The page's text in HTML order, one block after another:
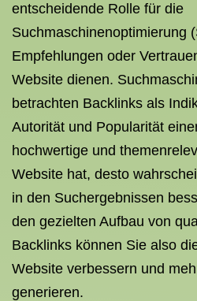
entscheidende Rolle für die
Suchmaschinenoptimierung
Empfehlungen oder
Website dienen.
betrachten Backlinks als
Autorität und Popularität
hochwertige und
Website hat, desto
in den Suchergebnissen
den gezielten Aufbau von
Backlinks können Sie also
Website verbessern und
generieren.